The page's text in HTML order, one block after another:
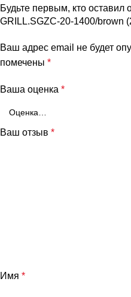
Будьте первым, кто оставил
GRILL.SGZC-20-1400/brown
Ваш адрес email не будет
помечены *
Ваша оценка *
Ваш отзыв *
Имя *